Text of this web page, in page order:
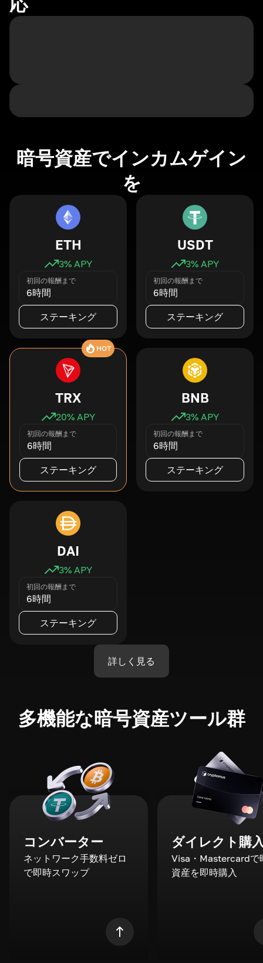
暗号資産でインカムゲイン
を
ETH
3% APY
初回の報酬まで
6時間
ステーキング
USDT
3% APY
初回の報酬まで
6時間
ステーキング
HOT
TRX
20% APY
初回の報酬まで
6時間
ステーキング
BNB
3% APY
初回の報酬まで
6時間
ステーキング
DAI
3% APY
初回の報酬まで
6時間
ステーキング
詳しく見る
多機能な暗号資産ツール群
コンバーター
ネットワーク手数料ゼロ
で即時スワップ
ダイレクト購
Visa・Mastercardで
資産を即時購入